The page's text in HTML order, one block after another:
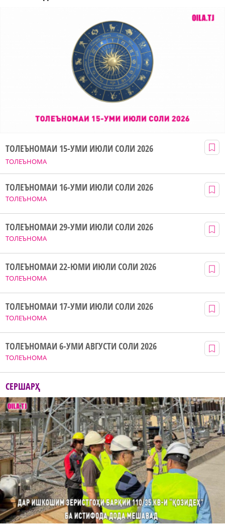
ТОЛЕЪНОМА
ТОЛЕЪНОМАИ 15-УМИ ИЮЛИ СОЛИ 2026
ТОЛЕЪНОМА
ТОЛЕЪНОМАИ 16-УМИ ИЮЛИ СОЛИ 2026
ТОЛЕЪНОМА
ТОЛЕЪНОМАИ 29-УМИ ИЮЛИ СОЛИ 2026
ТОЛЕЪНОМА
ТОЛЕЪНОМАИ 22-ЮМИ ИЮЛИ СОЛИ 2026
ТОЛЕЪНОМА
ТОЛЕЪНОМАИ 17-УМИ ИЮЛИ СОЛИ 2026
ТОЛЕЪНОМА
ТОЛЕЪНОМАИ 6-УМИ АВГУСТИ СОЛИ 2026
СЕРШАРҲ